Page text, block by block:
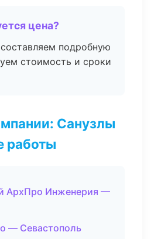
цена?
подробную
стоимость и сроки
Санузлы
работы
АрхПро Инженерия —
— Севастополь